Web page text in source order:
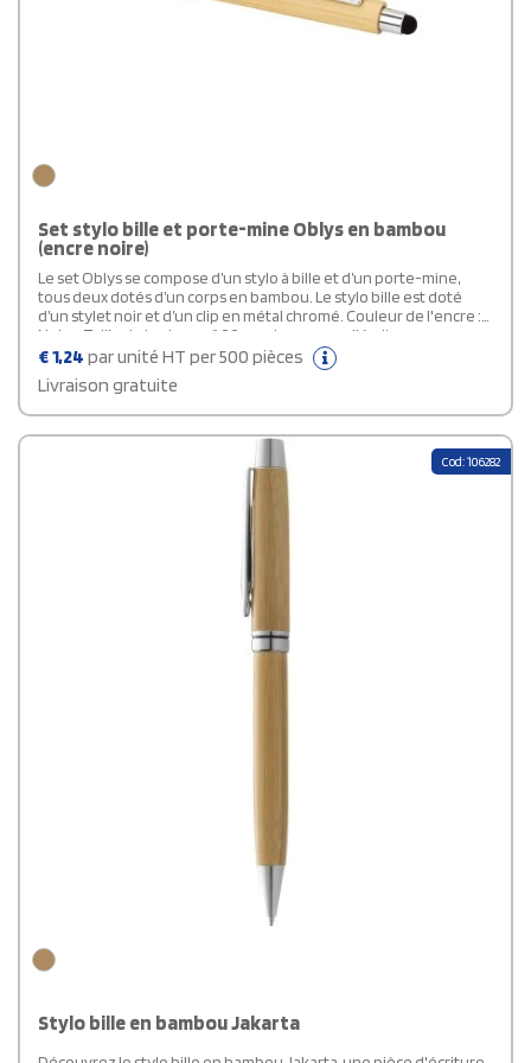
Set stylo bille et porte-mine Oblys en bambou
(encre noire)
Le set Oblys se compose d’un stylo à bille et d’un porte-mine,
tous deux dotés d’un corps en bambou. Le stylo bille est doté
d’un stylet noir et d’un clip en métal chromé. Couleur de l'encre :
Noire. Taille de la plume : 1,00 mm. Longueur d'écriture :
600 mètres. Le porte-mine est également doté d’un clip en métal
€1,24 par unité HT per 500 pièces
Livraison gratuite
Cod: 106282
Stylo bille en bambou Jakarta